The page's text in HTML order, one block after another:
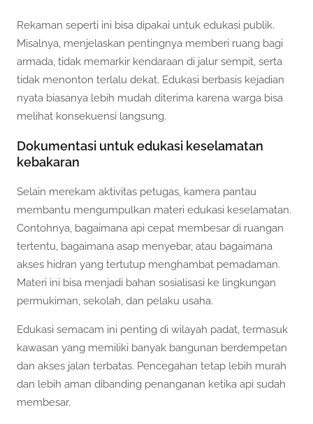
Rekaman seperti ini bisa dipakai untuk edukasi publik.
Misalnya, menjelaskan pentingnya memberi ruang bagi
armada, tidak memarkir kendaraan di jalur sempit, serta
tidak menonton terlalu dekat. Edukasi berbasis kejadian
nyata biasanya lebih mudah diterima karena warga bisa
melihat konsekuensi langsung.
Dokumentasi untuk edukasi keselamatan
kebakaran
Selain merekam aktivitas petugas, kamera pantau
membantu mengumpulkan materi edukasi keselamatan.
Contohnya, bagaimana api cepat membesar di ruangan
tertentu, bagaimana asap menyebar, atau bagaimana
akses hidran yang tertutup menghambat pemadaman.
Materi ini bisa menjadi bahan sosialisasi ke lingkungan
permukiman, sekolah, dan pelaku usaha.
Edukasi semacam ini penting di wilayah padat, termasuk
kawasan yang memiliki banyak bangunan berdempetan
dan akses jalan terbatas. Pencegahan tetap lebih murah
dan lebih aman dibanding penanganan ketika api sudah
membesar.